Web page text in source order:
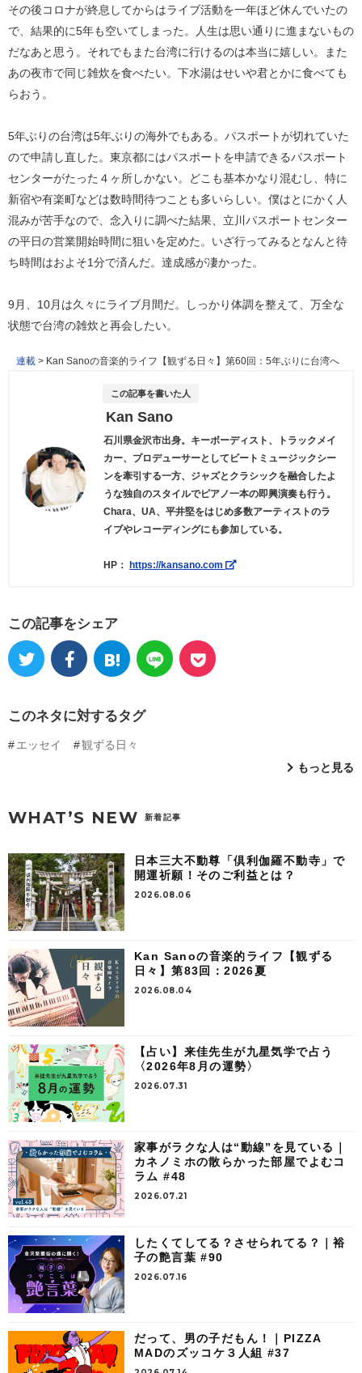
その後コロナが終息してからはライブ活動を一年ほど休んでいたの
で、結果的に5年も空いてしまった。人生は思い通りに進まないもの
だなあと思う。それでもまた台湾に行けるのは本当に嬉しい。また
あの夜市で同じ雑炊を食べたい。下水湯はせいや君とかに食べても
らおう。
5年ぶりの台湾は5年ぶりの海外でもある。パスポートが切れていた
ので申請し直した。東京都にはパスポートを申請できるパスポート
センターがたった４ヶ所しかない。どこも基本かなり混むし、特に
新宿や有楽町などは数時間待つことも多いらしい。僕はとにかく人
混みが苦手なので、念入りに調べた結果、立川パスポートセンター
の平日の営業開始時間に狙いを定めた。いざ行ってみるとなんと待
ち時間はおよそ1分で済んだ。達成感が凄かった。
9月、10月は久々にライブ月間だ。しっかり体調を整えて、万全な
状態で台湾の雑炊と再会したい。
連載 > Kan Sanoの音楽的ライフ【観ずる日々】第60回：5年ぶりに台湾へ
この記事を書いた人
Kan Sano
石川県金沢市出身。キーボーディスト、トラックメイ
カー、プロデューサーとしてビートミュージックシー
ンを牽引する一方、ジャズとクラシックを融合したよ
うな独自のスタイルでピアノ一本の即興演奏も行う。
Chara、UA、平井堅をはじめ多数アーティストのラ
イブやレコーディングにも参加している。
HP： https://kansano.com
この記事をシェア
このネタに対するタグ
エッセイ
観ずる日々
もっと見る
WHAT’S NEW 新着記事
日本三大不動尊「倶利伽羅不動寺」で
開運祈願！そのご利益とは？
2026.08.06
Kan Sanoの音楽的ライフ【観ずる
日々】第83回：2026夏
2026.08.04
【占い】来佳先生が九星気学で占う
〈2026年8月の運勢〉
2026.07.31
家事がラクな人は“動線”を見ている｜
カネノミホの散らかった部屋でよむコ
ラム #48
2026.07.21
したくてしてる？させられてる？｜裕
子の艶言葉 #90
2026.07.16
だって、男の子だもん！｜PIZZA
MADのズッコケ３人組 #37